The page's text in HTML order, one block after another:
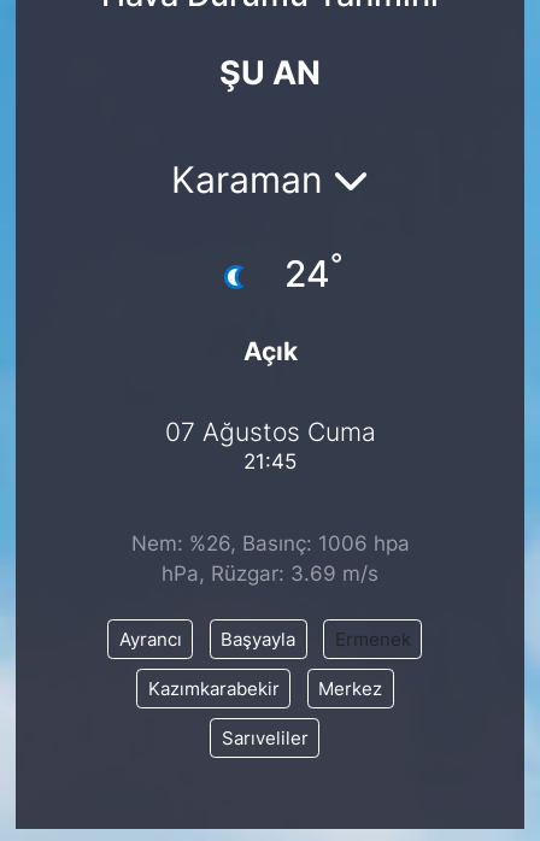
ŞU AN
Karaman
24°
Açık
07 Ağustos Cuma
21:45
Nem: %26, Basınç: 1006 hpa
hPa, Rüzgar: 3.69 m/s
Ayrancı Başyayla Ermenek
Kazımkarabekir Merkez
Sarıveliler
SAVUNMA SANAYİ
FESTİVAL HABERLERİ
FESTİVAL TAKVİMİ
KONGRE TAKVİMİ
RÖPORTAJLAR